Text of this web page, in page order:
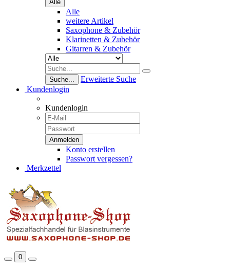
Alle
Alle
weitere Artikel
Saxophone & Zubehör
Klarinetten & Zubehör
Gitarren & Zubehör
Suche...
Erweiterte Suche
Kundenlogin
Kundenlogin
Konto erstellen
Passwort vergessen?
Merkzettel
0